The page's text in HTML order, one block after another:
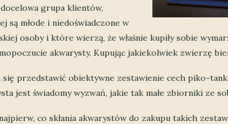
grupa klientów,
są młode i niedoświadczone w
osoby i które wierzą, że właśnie kupiły sobie
akwarysty. Kupując jakiekolwiek zwierzę
się przedstawić obiektywne zestawienie cech piko-
jest świadomy wyzwań, jakie tak małe zbiorniki ze
co skłania akwarystów do zakupu takich